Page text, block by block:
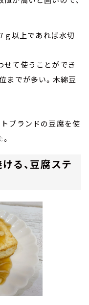
以上であれば水切
せて使うことができ
までが多い。木綿豆
ブランドの豆腐を使
る、豆腐ステ